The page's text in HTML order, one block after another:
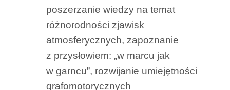
poszerzanie wiedzy na temat
różnorodności zjawisk
atmosferycznych, zapoznanie
z przysłowiem: „w marcu jak
w garncu”, rozwijanie umiejętności
grafomotorycznych